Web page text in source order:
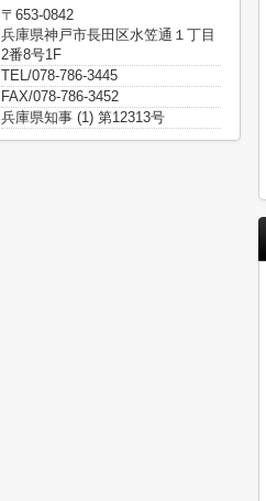
〒653-0842
兵庫県神戸市長田区水笠通１丁目
2番8号1F
TEL/078-786-3445
FAX/078-786-3452
兵庫県知事 (1) 第12313号